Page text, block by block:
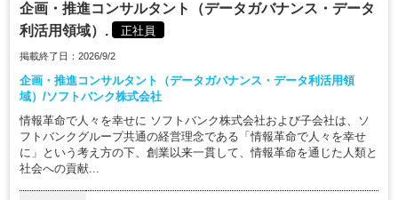
企画・推進コンサルタント（データガバナンス・データ
利活用領域）.
正社員
掲載終了日：2026/9/2
企画・推進コンサルタント（データガバナンス・データ利活用領
域）/ソフトバンク株式会社
情報革命で人々を幸せに ソフトバンク株式会社および子会社は、ソ
フトバンクグループ共通の経営理念である「情報革命で人々を幸せ
に」という考え方の下、創業以来一貫して、情報革命を通じた人類と
社会への貢献...